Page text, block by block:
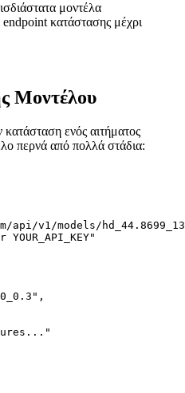
μοντέλα
κατάστασης μέχρι
Μοντέλου
ενός αιτήματος
περνά από πολλά στάδια:
v1/models/
YOUR_API_KEY"